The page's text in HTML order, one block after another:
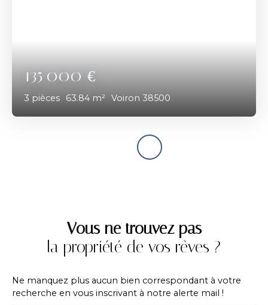
135 000€
3 pièces 63.84 m² Voiron 38500
Vous ne trouvez pas
la propriété de vos rêves ?
Ne manquez plus aucun bien correspondant à votre
recherche en vous inscrivant à notre alerte mail !